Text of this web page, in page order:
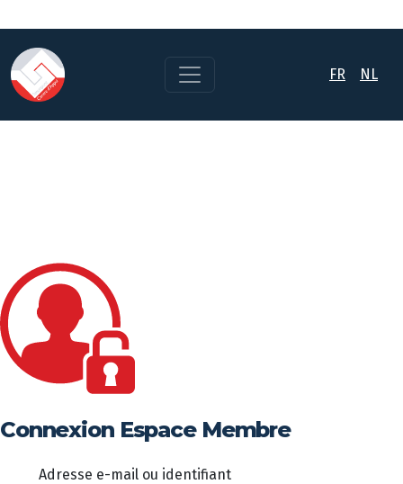
FR NL
Connexion Espace Membre
Adresse e-mail ou identifiant